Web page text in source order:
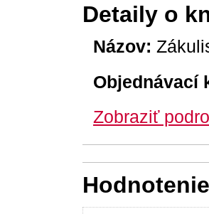
Detaily o
Názov:
Objednávací
Zobraziť